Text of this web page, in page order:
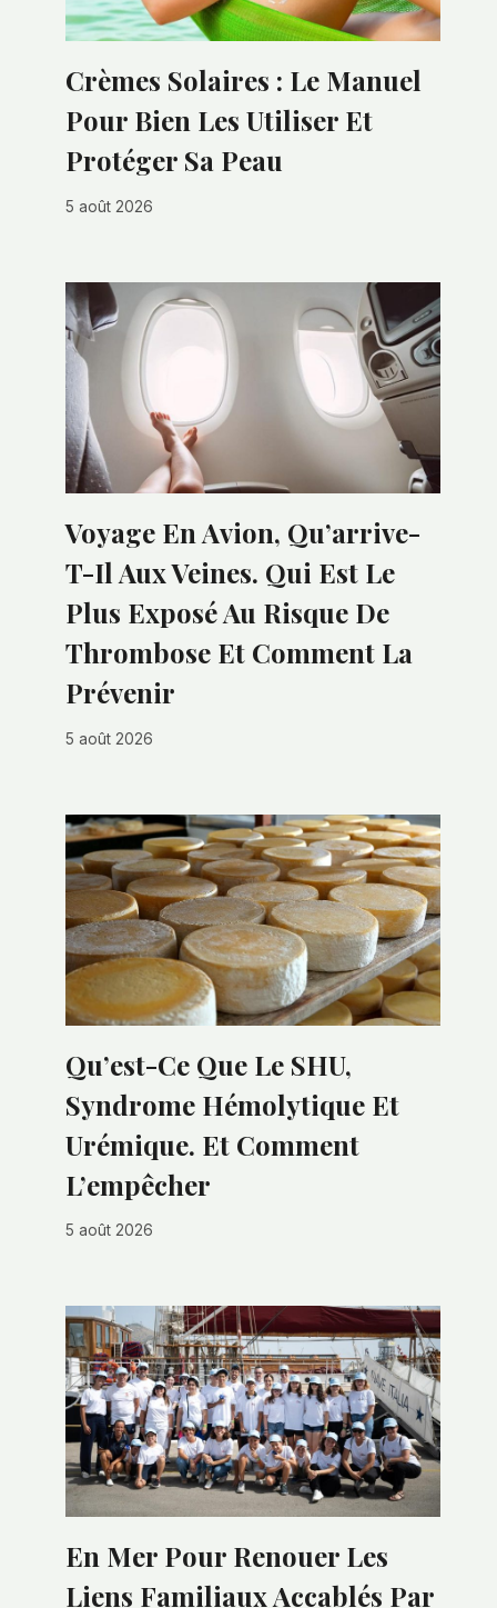
Crèmes Solaires : Le Manuel
Pour Bien Les Utiliser Et
Protéger Sa Peau
5 août 2026
Voyage En Avion, Qu’arrive-
T-Il Aux Veines. Qui Est Le
Plus Exposé Au Risque De
Thrombose Et Comment La
Prévenir
5 août 2026
Qu’est-Ce Que Le SHU,
Syndrome Hémolytique Et
Urémique. Et Comment
L’empêcher
5 août 2026
En Mer Pour Renouer Les
Liens Familiaux Accablés Par